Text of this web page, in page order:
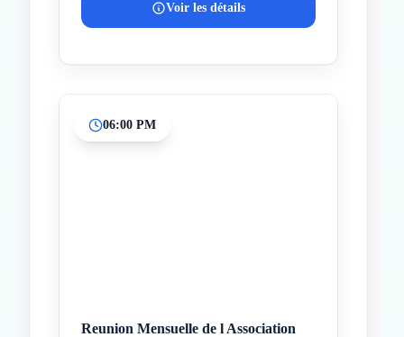
Voir les détails
06:00 PM
Reunion Mensuelle de l Association